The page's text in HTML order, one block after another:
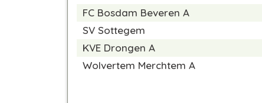
FC Bosdam Beveren A
SV Sottegem
KVE Drongen A
Wolvertem Merchtem A